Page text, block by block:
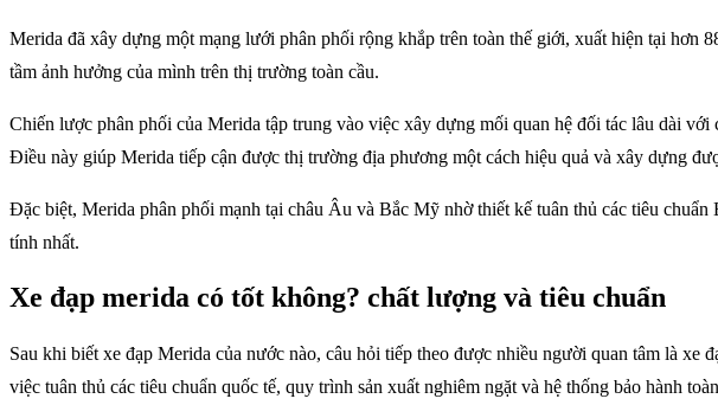
Merida đã xây dựng một mạng lưới phân phối rộng khắp trên toàn thế giới, xuất hiện tại hơn
tầm ảnh hưởng của mình trên thị trường toàn cầu.
Chiến lược phân phối của Merida tập trung vào việc xây dựng mối quan hệ đối tác lâu dài
Điều này giúp Merida tiếp cận được thị trường địa phương một cách hiệu quả và xây dựng
Đặc biệt, Merida phân phối mạnh tại châu Âu và Bắc Mỹ nhờ thiết kế tuân thủ các tiêu
tính nhất.
Xe đạp merida có tốt không? chất lượng và tiêu chuẩn
Sau khi biết xe đạp Merida của nước nào, câu hỏi tiếp theo được nhiều người quan tâm là
việc tuân thủ các tiêu chuẩn quốc tế, quy trình sản xuất nghiêm ngặt và hệ thống bảo hành